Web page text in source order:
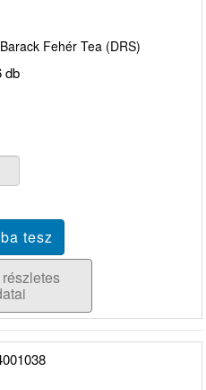
Fehér Tea (DRS)
db